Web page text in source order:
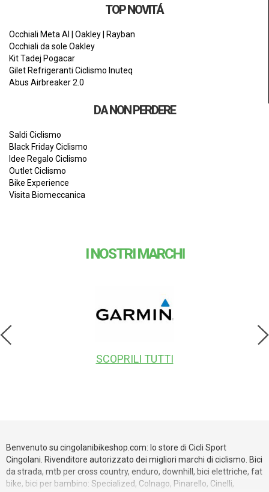
TOP NOVITÁ
Occhiali Meta AI | Oakley | Rayban
Occhiali da sole Oakley
Kit Tadej Pogacar
Gilet Refrigeranti Ciclismo Inuteq
Abus Airbreaker 2.0
DA NON PERDERE
Saldi Ciclismo
Black Friday Ciclismo
Idee Regalo Ciclismo
Outlet Ciclismo
Bike Experience
Visita Biomeccanica
I NOSTRI MARCHI
SCOPRILI TUTTI
Benvenuto su cingolanibikeshop.com: lo store di Cicli Sport
Cingolani. Rivenditore autorizzato dei migliori marchi di ciclismo. Bici
da strada, mtb per cross country, enduro, downhill, bici elettriche, fat
bike, bici per bambino: Specialized, Colnago, Pinarello, Cinelli,